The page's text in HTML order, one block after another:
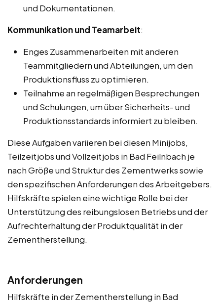
und Dokumentationen.
Kommunikation und Teamarbeit:
Enges Zusammenarbeiten mit anderen
Teammitgliedern und Abteilungen, um den
Produktionsfluss zu optimieren.
Teilnahme an regelmäßigen Besprechungen
und Schulungen, um über Sicherheits- und
Produktionsstandards informiert zu bleiben.
Diese Aufgaben variieren bei diesen Minijobs,
Teilzeitjobs und Vollzeitjobs in Bad Feilnbach je
nach Größe und Struktur des Zementwerks sowie
den spezifischen Anforderungen des Arbeitgebers.
Hilfskräfte spielen eine wichtige Rolle bei der
Unterstützung des reibungslosen Betriebs und der
Aufrechterhaltung der Produktqualität in der
Zementherstellung.
Anforderungen
Hilfskräfte in der Zementherstellung in Bad